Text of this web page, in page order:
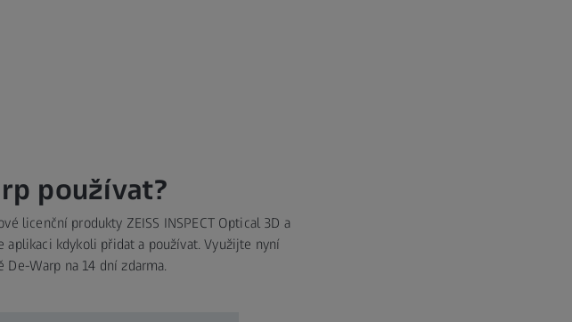
používat?
licenční produkty ZEISS INSPECT Optical 3D a
aplikaci kdykoli přidat a používat. Využijte nyní
Warp na 14 dní zdarma.